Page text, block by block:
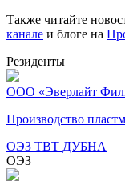
Также читайте
канале и блоге на
Резиденты
ООО «Эверлайт
Производство
ОЭЗ ТВТ ДУБНА
ОЭЗ